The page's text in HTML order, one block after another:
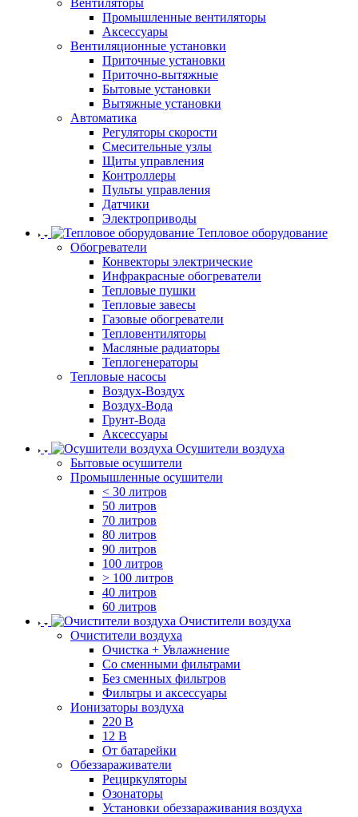
Вентиляторы
Промышленные вентиляторы
Аксессуары
Вентиляционные установки
Приточные установки
Приточно-вытяжные
Бытовые установки
Вытяжные установки
Автоматика
Регуляторы скорости
Смесительные узлы
Щиты управления
Контроллеры
Пульты управления
Датчики
Электроприводы
Тепловое оборудование
Обогреватели
Конвекторы электрические
Инфракрасные обогреватели
Тепловые пушки
Тепловые завесы
Газовые обогреватели
Тепловентиляторы
Масляные радиаторы
Теплогенераторы
Тепловые насосы
Воздух-Воздух
Воздух-Вода
Грунт-Вода
Аксессуары
Осушители воздуха
Бытовые осушители
Промышленные осушители
< 30 литров
50 литров
70 литров
80 литров
90 литров
100 литров
> 100 литров
40 литров
60 литров
Очистители воздуха
Очистители воздуха
Очистка + Увлажнение
Cо сменными фильтрами
Без сменных фильтров
Фильтры и аксессуары
Ионизаторы воздуха
220 В
12 В
От батарейки
Обеззараживатели
Рециркуляторы
Озонаторы
Установки обеззараживания воздуха